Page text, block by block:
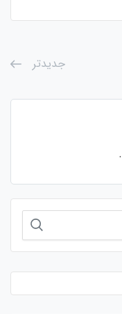
جدیدتر
.